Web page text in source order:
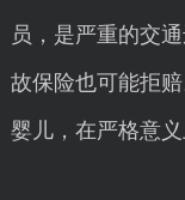
员，是严重的交
故保险也可能拒
婴儿，在严格意义